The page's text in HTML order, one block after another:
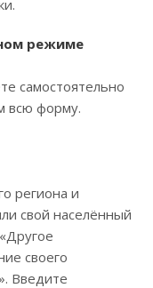
режиме
самостоятельно
всю форму.
региона и
свой населённый
своего
Введите